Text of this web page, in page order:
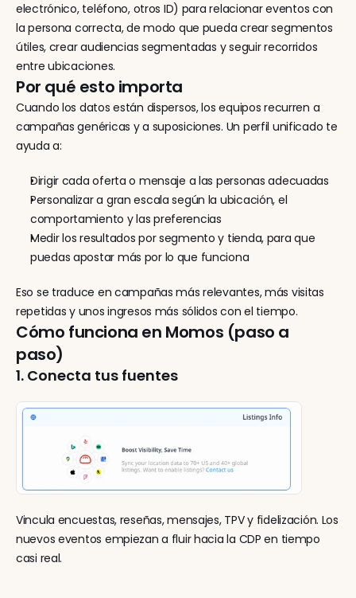
electrónico, teléfono, otros ID) para relacionar eventos con
la persona correcta, de modo que pueda crear segmentos
útiles, crear audiencias segmentadas y seguir recorridos
entre ubicaciones.
Por qué esto importa
Cuando los datos están dispersos, los equipos recurren a
campañas genéricas y a suposiciones. Un perfil unificado te
ayuda a:
Dirigir cada oferta o mensaje a las personas adecuadas
Personalizar a gran escala según la ubicación, el
comportamiento y las preferencias
Medir los resultados por segmento y tienda, para que
puedas apostar más por lo que funciona
Eso se traduce en campañas más relevantes, más visitas
repetidas y unos ingresos más sólidos con el tiempo.
Cómo funciona en Momos (paso a
paso)
1. Conecta tus fuentes
Vincula encuestas, reseñas, mensajes, TPV y fidelización. Los
nuevos eventos empiezan a fluir hacia la CDP en tiempo
casi real.